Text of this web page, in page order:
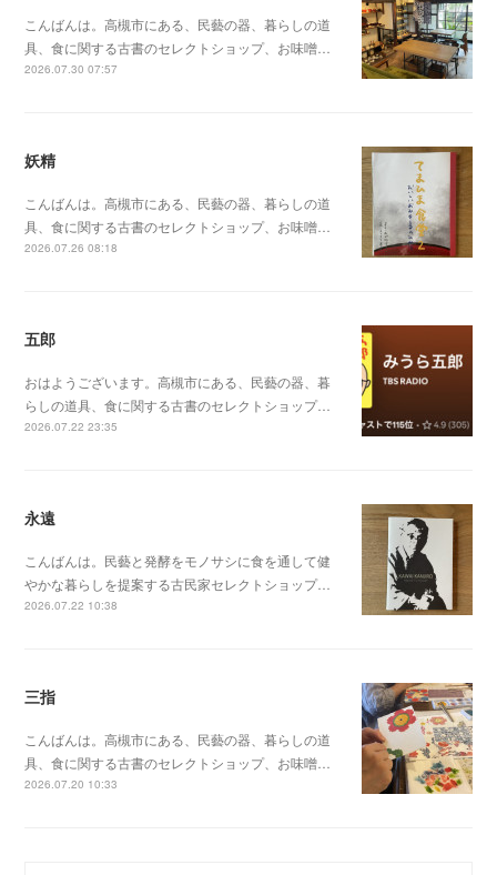
こんばんは。高槻市にある、民藝の器、暮らしの道
具、食に関する古書のセレクトショップ、お味噌…
2026.07.30 07:57
妖精
こんばんは。高槻市にある、民藝の器、暮らしの道
具、食に関する古書のセレクトショップ、お味噌…
2026.07.26 08:18
五郎
おはようございます。高槻市にある、民藝の器、暮
らしの道具、食に関する古書のセレクトショップ…
2026.07.22 23:35
永遠
こんばんは。民藝と発酵をモノサシに食を通して健
やかな暮らしを提案する古民家セレクトショップ…
2026.07.22 10:38
三指
こんばんは。高槻市にある、民藝の器、暮らしの道
具、食に関する古書のセレクトショップ、お味噌…
2026.07.20 10:33